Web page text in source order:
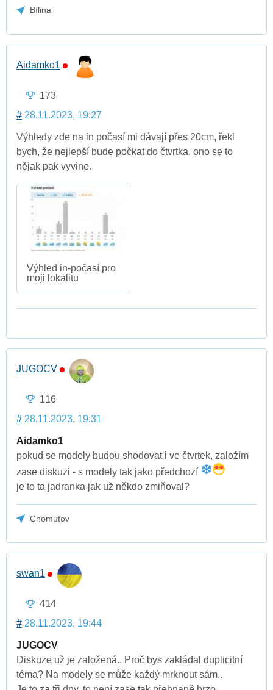
Bílina
Aidamko1
173
# 28.11.2023, 19:27
Výhledy zde na in počasí mi dávají přes 20cm, řekl
bych, že nejlepší bude počkat do čtvrtka, ono se to
nějak pak vyvine.
Výhled in-počasí pro
moji lokalitu
JUGOCV
116
# 28.11.2023, 19:31
Aidamko1
pokud se modely budou shodovat i ve čtvrtek, založím
zase diskuzi - s modely tak jako předchozí
je to ta jadranka jak už někdo zmiňoval?
Chomutov
swan1
414
# 28.11.2023, 19:44
JUGOCV
Diskuze už je založená.. Proč bys zakládal duplicitní
téma? Na modely se může každý mrknout sám..